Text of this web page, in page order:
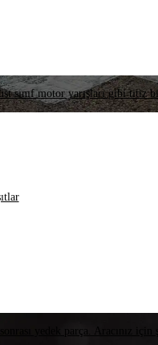
sınıf motor yarışları gibi titiz
yedek parça. Aracınız